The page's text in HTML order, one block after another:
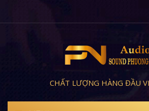
CHẤT LƯỢNG HÀNG ĐẦU